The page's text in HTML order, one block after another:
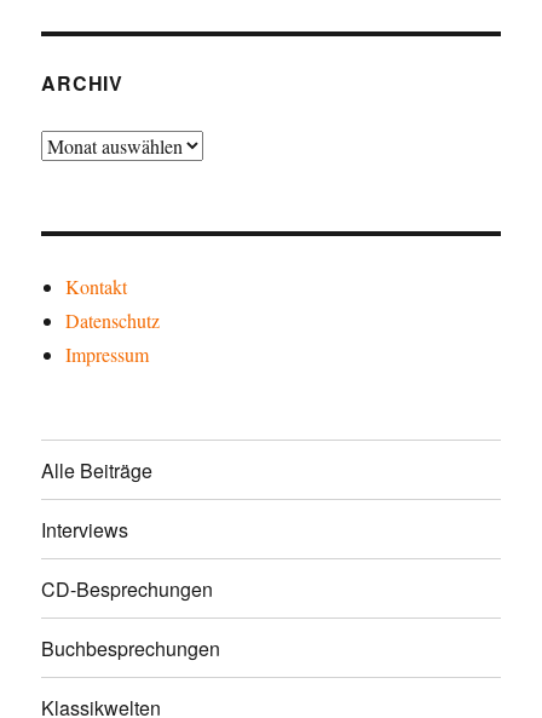
ARCHIV
Archiv
Kontakt
Datenschutz
Impressum
Alle Beiträge
Interviews
CD-Besprechungen
Buchbesprechungen
Klassikwelten